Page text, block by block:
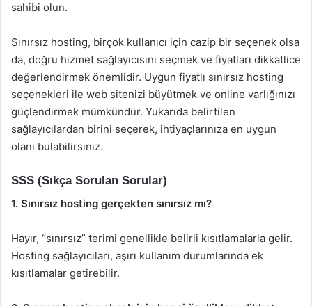
sahibi olun.
Sınırsız hosting, birçok kullanıcı için cazip bir seçenek olsa
da, doğru hizmet sağlayıcısını seçmek ve fiyatları dikkatlice
değerlendirmek önemlidir. Uygun fiyatlı sınırsız hosting
seçenekleri ile web sitenizi büyütmek ve online varlığınızı
güçlendirmek mümkündür. Yukarıda belirtilen
sağlayıcılardan birini seçerek, ihtiyaçlarınıza en uygun
olanı bulabilirsiniz.
SSS (Sıkça Sorulan Sorular)
1. Sınırsız hosting gerçekten sınırsız mı?
Hayır, “sınırsız” terimi genellikle belirli kısıtlamalarla gelir.
Hosting sağlayıcıları, aşırı kullanım durumlarında ek
kısıtlamalar getirebilir.